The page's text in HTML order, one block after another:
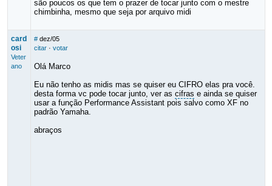
são poucos os que tem o prazer de tocar junto com o mestre
chimbinha, mesmo que seja por arquivo midi
card
osi
Veter
ano
# dez/05
citar· votar
Olá Marco
Eu não tenho as midis mas se quiser eu CIFRO elas pra você.
desta forma vc pode tocar junto, ver as cifras e ainda se quiser
usar a função Performance Assistant pois salvo como XF no
padrão Yamaha.
abraços